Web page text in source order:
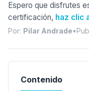
Espero que disfrutes
certificación, haz clic
Por: Pilar Andrade•
Contenido